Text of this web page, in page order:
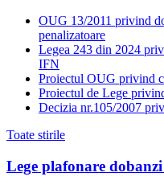
OUG 13/2011 privind
penalizatoare
Legea 243 din 2024
IFN
Proiectul OUG privind
Proiectul de Lege
Decizia nr.105/2007
Toate stirile
Lege plafonare